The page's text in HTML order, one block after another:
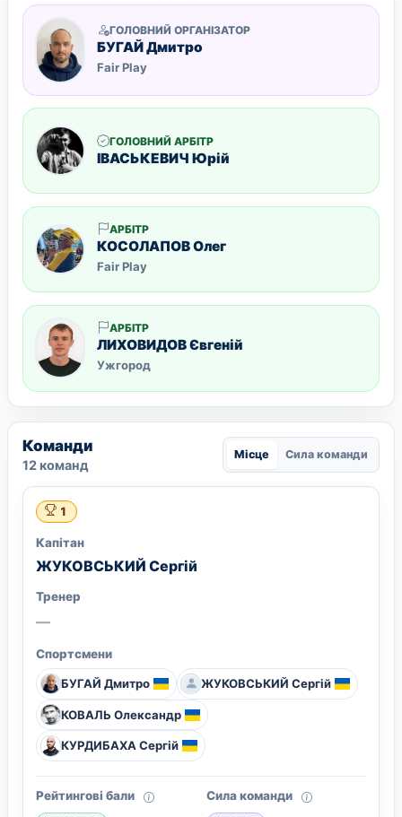
ГОЛОВНИЙ ОРГАНІЗАТОР
БУГАЙ Дмитро
Fair Play
ГОЛОВНИЙ АРБІТР
ІВАСЬКЕВИЧ Юрій
АРБІТР
КОСОЛАПОВ Олег
Fair Play
АРБІТР
ЛИХОВИДОВ Євгеній
Ужгород
Команди
12 команд
Місце Сила команди
1
Капітан
ЖУКОВСЬКИЙ Сергій
Тренер
—
Спортсмени
БУГАЙ Дмитро ЖУКОВСЬКИЙ Сергій
КОВАЛЬ Олександр
КУРДИБАХА Сергій
Рейтингові бали Сила команди